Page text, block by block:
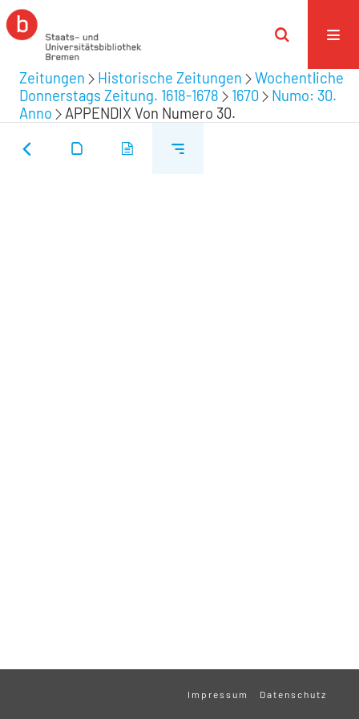
Zeitungen Historische Zeitungen
Wochentliche
Donnerstags Zeitung. 1618-1678
1670
Numo: 30.
Anno
APPENDIX Von Numero 30.
Impressum Datenschutz